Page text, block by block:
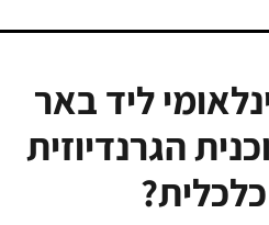
ליד באר
הגרנדיוזית